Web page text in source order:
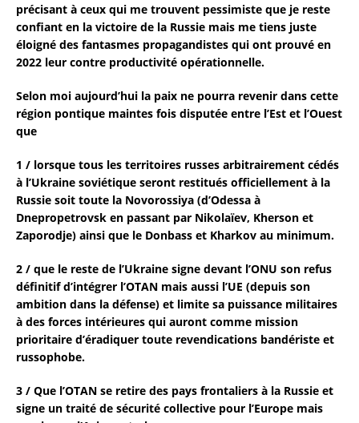
précisant à ceux qui me trouvent pessimiste que je reste
confiant en la victoire de la Russie mais me tiens juste
éloigné des fantasmes propagandistes qui ont prouvé en
2022 leur contre productivité opérationnelle.
Selon moi aujourd’hui la paix ne pourra revenir dans cette
région pontique maintes fois disputée entre l’Est et l’Ouest
que
1 / lorsque tous les territoires russes arbitrairement cédés
à l’Ukraine soviétique seront restitués officiellement à la
Russie soit toute la Novorossiya (d’Odessa à
Dnepropetrovsk en passant par Nikolaïev, Kherson et
Zaporodje) ainsi que le Donbass et Kharkov au minimum.
2 / que le reste de l’Ukraine signe devant l’ONU son refus
définitif d’intégrer l’OTAN mais aussi l’UE (depuis son
ambition dans la défense) et limite sa puissance militaires
à des forces intérieures qui auront comme mission
prioritaire d’éradiquer toute revendications bandériste et
russophobe.
3 / Que l’OTAN se retire des pays frontaliers à la Russie et
signe un traité de sécurité collective pour l’Europe mais